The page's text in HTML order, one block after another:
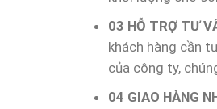
03 HỖ TRỢ TƯ
khách hàng cần
của công ty,
04 GIAO HÀNG